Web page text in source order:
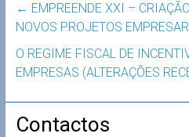
← EMPREENDE XXI –
NOVOS PROJETOS
O REGIME FISCAL DE
EMPRESAS (ALTERAÇÕES
Contactos